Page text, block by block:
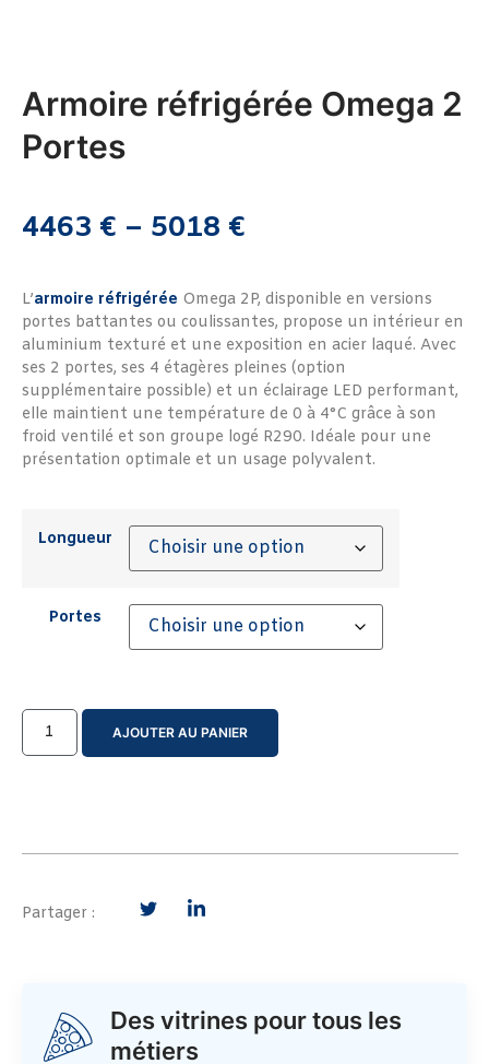
Armoire réfrigérée Omega 2
Portes
4463 € – 5018 €
L’armoire réfrigérée Omega 2P, disponible en versions
portes battantes ou coulissantes, propose un intérieur en
aluminium texturé et une exposition en acier laqué. Avec
ses 2 portes, ses 4 étagères pleines (option
supplémentaire possible) et un éclairage LED performant,
elle maintient une température de 0 à 4°C grâce à son
froid ventilé et son groupe logé R290. Idéale pour une
présentation optimale et un usage polyvalent.
Longueur
Portes
AJOUTER AU PANIER
Partager :
Des vitrines pour tous les
métiers